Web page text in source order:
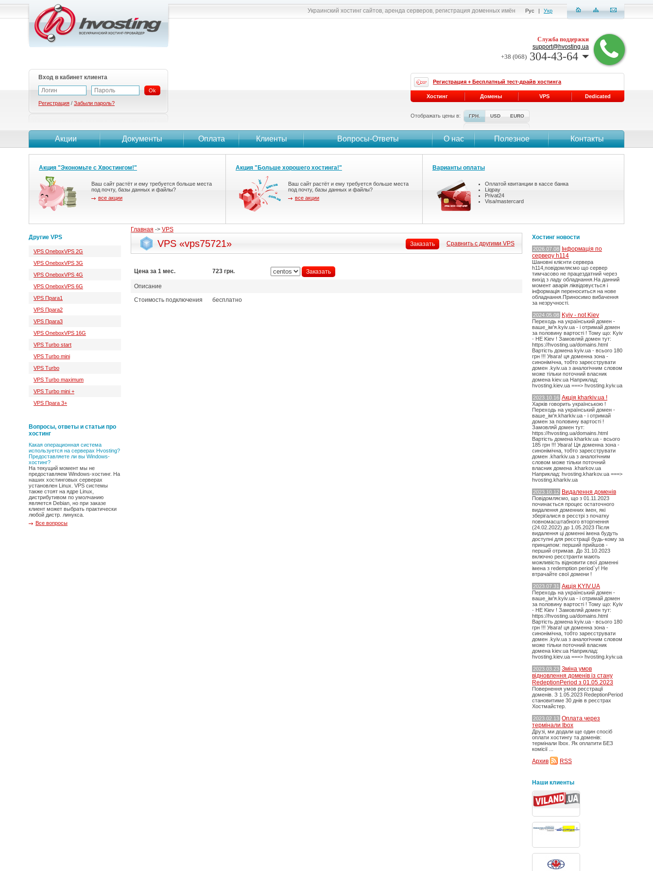
Главная -> VPS
Сравнить с другими VPS
Заказать
VPS «vps75721»
Цена за 1 мес. 723 грн. Заказать
Описание
Стоимость подключения
бесплатно
Акции Документы Оплата Клиенты Вопросы-Ответы О нас Полезное Контакты
Рус | Укр
Украинский хостинг сайтов, аренда серверов, регистрация доменных имён
Служба поддержки
support@hvosting.ua
+38 (068) 304-43-64
Вход в кабинет клиента
Ok
Регистрация / Забыли пароль?
Регистрация + Бесплатный тест-драйв хостинга
Хостинг Домены VPS Dedicated
Отображать цены в: ГРН. USD EURO
Акция "Экономьте с Хвостингом!"
Ваш сайт растёт и ему требуется больше места
под почту, базы данных и файлы?
все акции
Акция "Больше хорошего хостинга!"
Ваш сайт растёт и ему требуется больше места
под почту, базы данных и файлы?
все акции
Варианты оплаты
Оплатой квитанции в кассе банка
Liqpay
Privat24
Visa/mastercard
Другие VPS
VPS OneboxVPS 2G
VPS OneboxVPS 3G
VPS OneboxVPS 4G
VPS OneboxVPS 6G
VPS Прага1
VPS Прага2
VPS Прага3
VPS OneboxVPS 16G
VPS Turbo start
VPS Turbo mini
VPS Turbo
VPS Turbo maximum
VPS Turbo mini +
VPS Прага 3+
Вопросы, ответы и статьи про
хостинг
Какая операционная система
используется на серверах Hvosting?
Предоставляете ли вы Windows-
хостинг?
На текущий момент мы не
предоставляем Windows-хостинг. На
наших хостинговых серверах
установлен Linux. VPS системы
также стоят на ядре Linux,
дистрибутивом по умолчанию
является Debian, но при заказе
клиент может выбрать практически
любой дистр. линукса.
Все вопросы
Хостинг новости
2026.07.08
Інформація по
серверу h114
Шановні клієнти сервера
h114,повідомляємо що сервер
тимчасово не працездатний через
вихід з ладу обладнання.На данний
момент аварія ліквідовується і
інформація переноситься на нове
обладнання.Приносимо вибачення
за незручності.
2024.05.08 Kyiv - not Kiev
Переходь на український домен -
ваше_ім'я.kyiv.ua - і отримай домен
за половину вартості ! Тому що: Kyiv
- НЕ Kiev ! Замовляй домен тут:
https://hvosting.ua/domains.html
Вартість домена kyiv.ua - всього 180
грн !!! Увага! ця доменна зона -
синонімічна, тобто зареєструвати
домен .kyiv.ua з аналогічним словом
може тільки поточний власник
домена kiev.ua Наприклад:
hvosting.kiev.ua ===> hvosting.kyiv.ua
2023.10.16 Акція kharkiv.ua !
Харків говорить українською !
Переходь на український домен -
ваше_ім'я.kharkiv.ua - і отримай
домен за половину вартості !
Замовляй домен тут:
https://hvosting.ua/domains.html
Вартість домена kharkiv.ua - всього
185 грн !!! Увага! Ця доменна зона -
синонімічна, тобто зареєструвати
домен .kharkiv.ua з аналогічним
словом може тільки поточний
власник домена .kharkov.ua
Наприклад: hvosting.kharkov.ua ===>
hvosting.kharkiv.ua
2023.10.12 Видалення доменів
Повідомляємо, що з 01.11.2023
починається процес остаточного
видалення доменних імен, які
зберігалися в реєстрі з початку
повномасштабного вторгнення
(24.02.2022) до 1.05.2023 Після
видалення ці доменні імена будуть
доступні для реєстрації будь-кому за
принципом: перший прийшов -
перший отримав. До 31.10.2023
включно реєстранти мають
можливість відновити свої доменні
імена з redemption period`у! Не
втрачайте свої домени !
2023.07.31 Акція KYIV.UA
Переходь на український домен -
ваше_ім'я.kyiv.ua - і отримай домен
за половину вартості ! Тому що: Kyiv
- НЕ Kiev ! Замовляй домен тут:
https://hvosting.ua/domains.html
Вартість домена kyiv.ua - всього 180
грн !!! Увага! ця доменна зона -
синонімічна, тобто зареєструвати
домен .kyiv.ua з аналогічним словом
може тільки поточний власник
домена kiev.ua Наприклад:
hvosting.kiev.ua ===> hvosting.kyiv.ua
2023.03.23 Зміна умов
відновлення доменів із стану
RedeptionPeriod з 01.05.2023
Повернення умов реєстрації
доменів. З 1.05.2023 RedeptionPeriod
становитиме 30 днів в реєстрах
Хостмайстер.
2023.02.13 Оплата через
термінали Ibox
Друзі, ми додали ще один спосіб
оплати хостингу та доменів:
термінали Ibox. Як оплатити БЕЗ
комісії ...
Архив RSS
Наши клиенты